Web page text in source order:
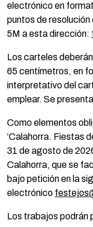
electrónico en
puntos de resolución
5M a esta dirección:
Los carteles
65 centímetros, en
interpretativo del
emplear. Se
Como elementos
‘Calahorra. Fiestas
31 de agosto de
Calahorra, que se
bajo petición en la
electrónico
Los trabajos podrán